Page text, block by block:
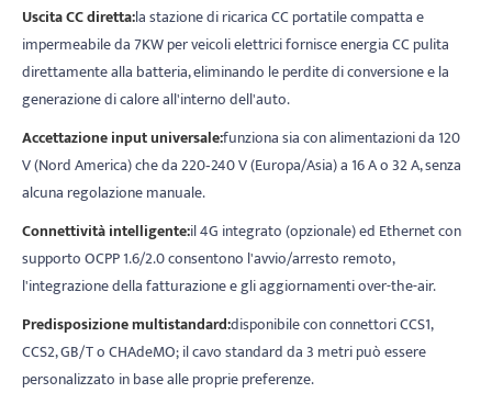
Uscita CC diretta:la stazione di ricarica CC portatile compatta e
impermeabile da 7KW per veicoli elettrici fornisce energia CC pulita
direttamente alla batteria, eliminando le perdite di conversione e la
generazione di calore all'interno dell'auto.
Accettazione input universale:funziona sia con alimentazioni da 120
V (Nord America) che da 220‑240 V (Europa/Asia) a 16 A o 32 A, senza
alcuna regolazione manuale.
Connettività intelligente:il 4G integrato (opzionale) ed Ethernet con
supporto OCPP 1.6/2.0 consentono l'avvio/arresto remoto,
l'integrazione della fatturazione e gli aggiornamenti over-the-air.
Predisposizione multistandard:disponibile con connettori CCS1,
CCS2, GB/T o CHAdeMO; il cavo standard da 3 metri può essere
personalizzato in base alle proprie preferenze.